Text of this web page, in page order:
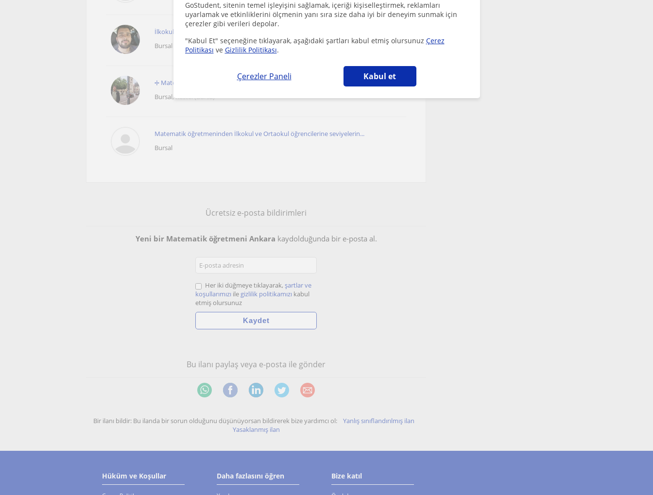
GoStudent, sitenin temel işleyişini sağlamak, içeriği kişiselleştirmek, reklamları
uyarlamak ve etkinliklerini ölçmenin yanı sıra size daha iyi bir deneyim sunmak için
çerezler gibi verileri depolar.
"Kabul Et" seçeneğine tıklayarak, aşağıdaki şartları kabul etmiş olursunuz Çerez
Politikası ve Gizlilik Politikası.
Çerezler Paneli Kabul et
İlkokul ve ortaokul öğrencileri için matematik özel ders
Bursal
➗ Matematik Özel Ders | Yazılı & ÖSYM Odaklı | Yüz Yüze / Online
Bursal, Kestel (Bursa)
Matematik öğretmeninden İlkokul ve Ortaokul öğrencilerine seviyelerin...
Bursal
Ücretsiz e-posta bildirimleri
Yeni bir Matematik öğretmeni Ankara kaydolduğunda bir e-posta al.
Her iki düğmeye tıklayarak, şartlar ve
koşullarımızı ile gizlilik politikamızı kabul
etmiş olursunuz
Bu ilanı paylaş veya e-posta ile gönder
Bir ilanı bildir: Bu ilanda bir sorun olduğunu düşünüyorsan bildirerek bize yardımcı ol: Yanlış sınıflandırılmış ilan
Yasaklanmış ilan
Hüküm ve Koşullar Daha fazlasını öğren Bize katıl